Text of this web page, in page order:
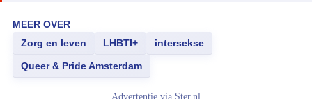
MEER OVER
Zorg en leven
LHBTI+ intersekse
Queer & Pride Amsterdam
Advertentie via Ster.nl